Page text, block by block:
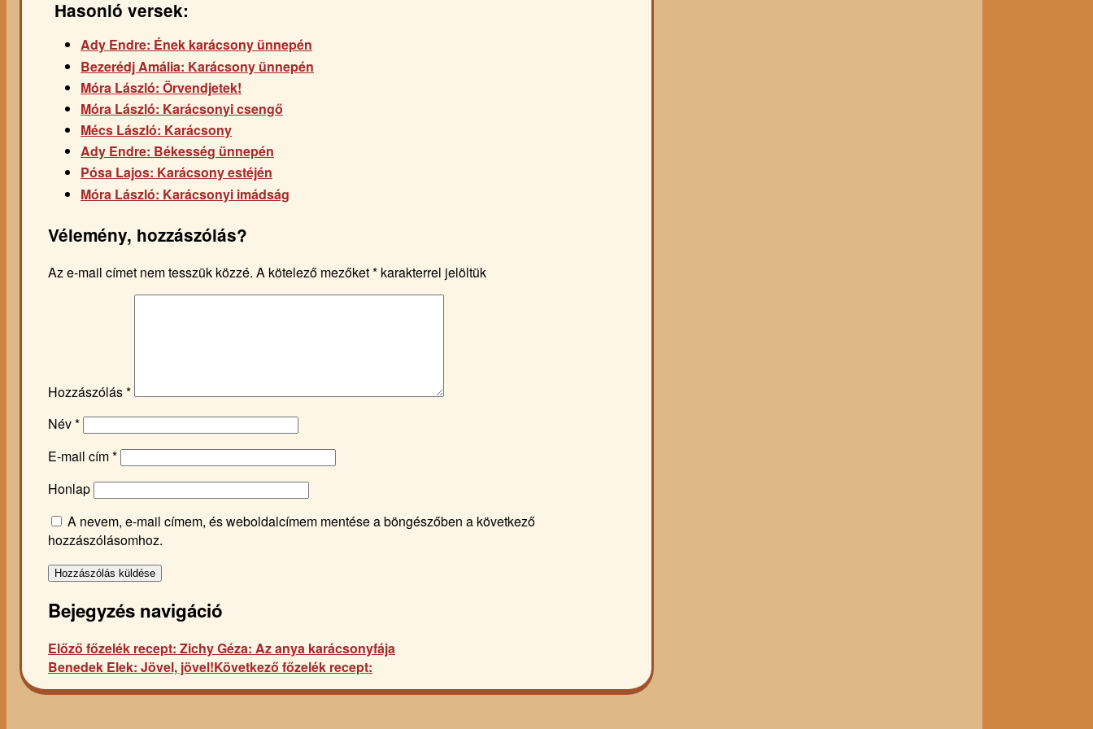
Hasonló versek:
Ady Endre: Ének karácsony ünnepén
Bezerédj Amália: Karácsony ünnepén
Móra László: Örvendjetek!
Móra László: Karácsonyi csengő
Mécs László: Karácsony
Ady Endre: Békesség ünnepén
Pósa Lajos: Karácsony estéjén
Móra László: Karácsonyi imádság
Vélemény, hozzászólás?
Az e-mail címet nem tesszük közzé. A kötelező mezőket* karakterrel jelöltük
Hozzászólás*
Név*
E-mail cím*
Honlap
A nevem, e-mail címem, és weboldalcímem mentése a böngészőben a következő
hozzászólásomhoz.
Bejegyzés navigáció
Előző főzelék recept: Zichy Géza: Az anya karácsonyfája
Benedek Elek: Jövel, jövel!Következő főzelék recept: